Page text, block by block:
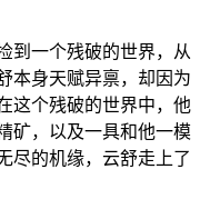
到一个残破的世界，从
本身天赋异禀，却因为
这个残破的世界中，他
矿，以及一具和他一模
尽的机缘，云舒走上了